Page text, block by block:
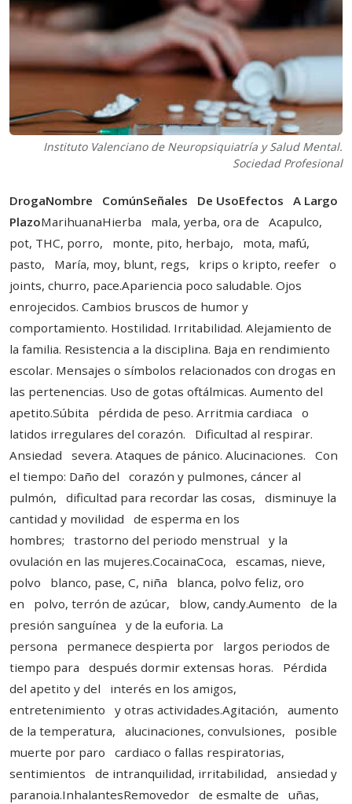
Instituto Valenciano de Neuropsiquiatría y Salud Mental.
Sociedad Profesional
DrogaNombre ComúnSeñales De UsoEfectos A Largo
PlazoMarihuanaHierba mala, yerba, ora de Acapulco,
pot, THC, porro, monte, pito, herbajo, mota, mafú,
pasto, María, moy, blunt, regs, krips o kripto, reefer o
joints, churro, pace.Apariencia poco saludable. Ojos
enrojecidos. Cambios bruscos de humor y
comportamiento. Hostilidad. Irritabilidad. Alejamiento de
la familia. Resistencia a la disciplina. Baja en rendimiento
escolar. Mensajes o símbolos relacionados con drogas en
las pertenencias. Uso de gotas oftálmicas. Aumento del
apetito.Súbita pérdida de peso. Arritmia cardiaca o
latidos irregulares del corazón. Dificultad al respirar.
Ansiedad severa. Ataques de pánico. Alucinaciones. Con
el tiempo: Daño del corazón y pulmones, cáncer al
pulmón, dificultad para recordar las cosas, disminuye la
cantidad y movilidad de esperma en los
hombres; trastorno del periodo menstrual y la
ovulación en las mujeres.CocainaCoca, escamas, nieve,
polvo blanco, pase, C, niña blanca, polvo feliz, oro
en polvo, terrón de azúcar, blow, candy.Aumento de la
presión sanguínea y de la euforia. La
persona permanece despierta por largos periodos de
tiempo para después dormir extensas horas. Pérdida
del apetito y del interés en los amigos,
entretenimiento y otras actividades.Agitación, aumento
de la temperatura, alucinaciones, convulsiones, posible
muerte por paro cardiaco o fallas respiratorias,
sentimientos de intranquilidad, irritabilidad, ansiedad y
paranoia.InhalantesRemovedor de esmalte de uñas,